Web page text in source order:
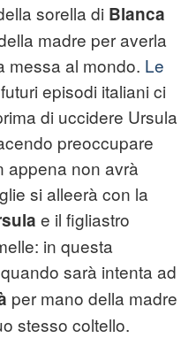
sorella di Blanca
madre per averla
messa al mondo. Le
episodi italiani ci
di uccidere Ursula
preoccupare
appena non avrà
si alleerà con la
e il figliastro
in questa
sarà intenta ad
per mano della madre
stesso coltello.